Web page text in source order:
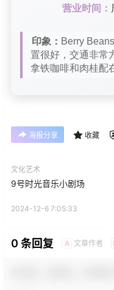
营业时间：
印象： Berry
置很好，交通非常
拿铁咖啡和肉桂配
海报分享 收藏
文化艺术
9号时光音乐小剧场
2024-12-6 7:05:33
0 条回复 A 文章作者